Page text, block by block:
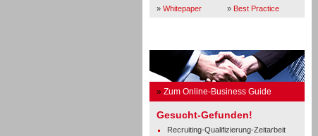
» Whitepaper » Best Practice
» Zum Online-Business Guide
Gesucht-Gefunden!
Recruiting-Qualifizierung-Zeitarbeit